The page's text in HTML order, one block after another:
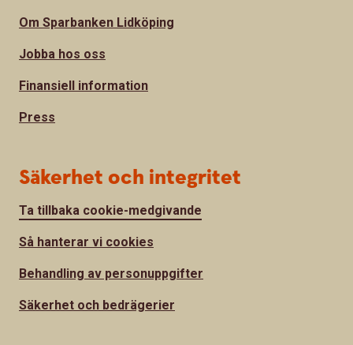
Om Sparbanken Lidköping
Jobba hos oss
Finansiell information
Press
Säkerhet och integritet
Ta tillbaka cookie-medgivande
Så hanterar vi cookies
Behandling av personuppgifter
Säkerhet och bedrägerier